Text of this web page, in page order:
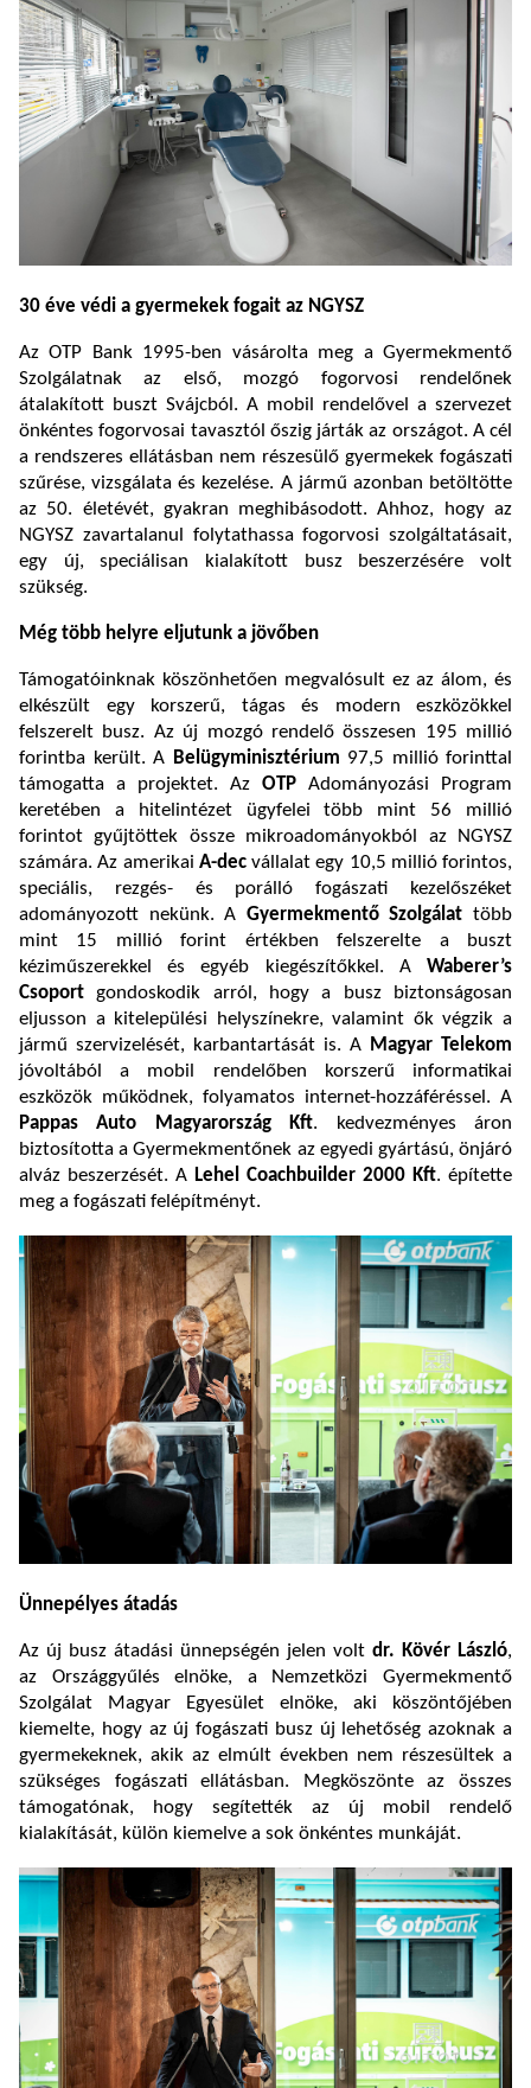
30 éve védi a gyermekek fogait az NGYSZ
Az OTP Bank 1995-ben vásárolta meg a Gyermekmentő
Szolgálatnak az első, mozgó fogorvosi rendelőnek
átalakított buszt Svájcból. A mobil rendelővel a szervezet
önkéntes fogorvosai tavasztól őszig járták az országot. A cél
a rendszeres ellátásban nem részesülő gyermekek fogászati
szűrése, vizsgálata és kezelése. A jármű azonban betöltötte
az 50. életévét, gyakran meghibásodott. Ahhoz, hogy az
NGYSZ zavartalanul folytathassa fogorvosi szolgáltatásait,
egy új, speciálisan kialakított busz beszerzésére volt
szükség.
Még több helyre eljutunk a jövőben
Támogatóinknak köszönhetően megvalósult ez az álom, és
elkészült egy korszerű, tágas és modern eszközökkel
felszerelt busz. Az új mozgó rendelő összesen 195 millió
forintba került. A Belügyminisztérium 97,5 millió forinttal
támogatta a projektet. Az OTP Adományozási Program
keretében a hitelintézet ügyfelei több mint 56 millió
forintot gyűjtöttek össze mikroadományokból az NGYSZ
számára. Az amerikai A-decvállalat egy 10,5 millió forintos,
speciális, rezgés- és porálló fogászati kezelőszéket
adományozott nekünk. A Gyermekmentő Szolgálat több
mint 15 millió forint értékben felszerelte a buszt
kéziműszerekkel és egyéb kiegészítőkkel. A Waberer’s
Csoportgondoskodik arról, hogy a busz biztonságosan
eljusson a kitelepülési helyszínekre, valamint ők végzik a
jármű szervizelését, karbantartását is. A Magyar Telekom
jóvoltából a mobil rendelőben korszerű informatikai
eszközök működnek, folyamatos internet-hozzáféréssel. A
Pappas Auto Magyarország Kft. kedvezményes áron
biztosította a Gyermekmentőnek az egyedi gyártású, önjáró
alváz beszerzését. A Lehel Coachbuilder 2000 Kft. építette
meg a fogászati felépítményt.
Ünnepélyes átadás
Az új busz átadási ünnepségén jelen volt dr. Kövér László,
az Országgyűlés elnöke, a Nemzetközi Gyermekmentő
Szolgálat Magyar Egyesület elnöke, aki köszöntőjében
kiemelte, hogy az új fogászati busz új lehetőség azoknak a
gyermekeknek, akik az elmúlt években nem részesültek a
szükséges fogászati ellátásban. Megköszönte az összes
támogatónak, hogy segítették az új mobil rendelő
kialakítását, külön kiemelve a sok önkéntes munkáját.